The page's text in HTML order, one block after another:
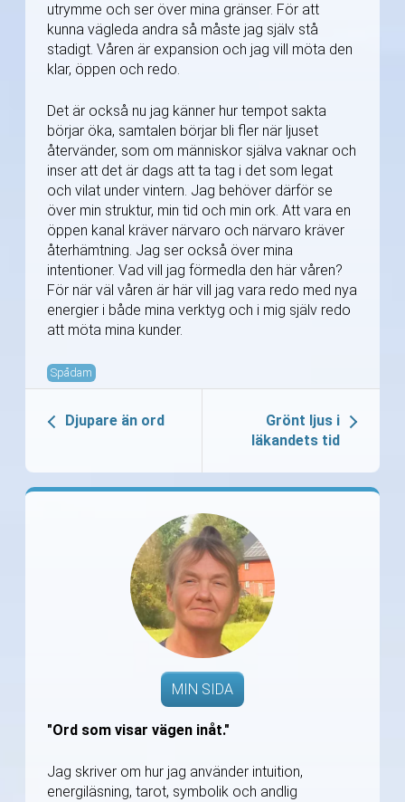
utrymme och ser över mina gränser. För att
kunna vägleda andra så måste jag själv stå
stadigt. Våren är expansion och jag vill möta den
klar, öppen och redo.
Det är också nu jag känner hur tempot sakta
börjar öka, samtalen börjar bli fler när ljuset
återvänder, som om människor själva vaknar och
inser att det är dags att ta tag i det som legat
och vilat under vintern. Jag behöver därför se
över min struktur, min tid och min ork. Att vara en
öppen kanal kräver närvaro och närvaro kräver
återhämtning. Jag ser också över mina
intentioner. Vad vill jag förmedla den här våren?
För när väl våren är här vill jag vara redo med nya
energier i både mina verktyg och i mig själv redo
att möta mina kunder.
Spådam
Djupare än ord
Grönt ljus i
läkandets tid
MIN SIDA
"Ord som visar vägen inåt."
Jag skriver om hur jag använder intuition,
energiläsning, tarot, symbolik och andlig